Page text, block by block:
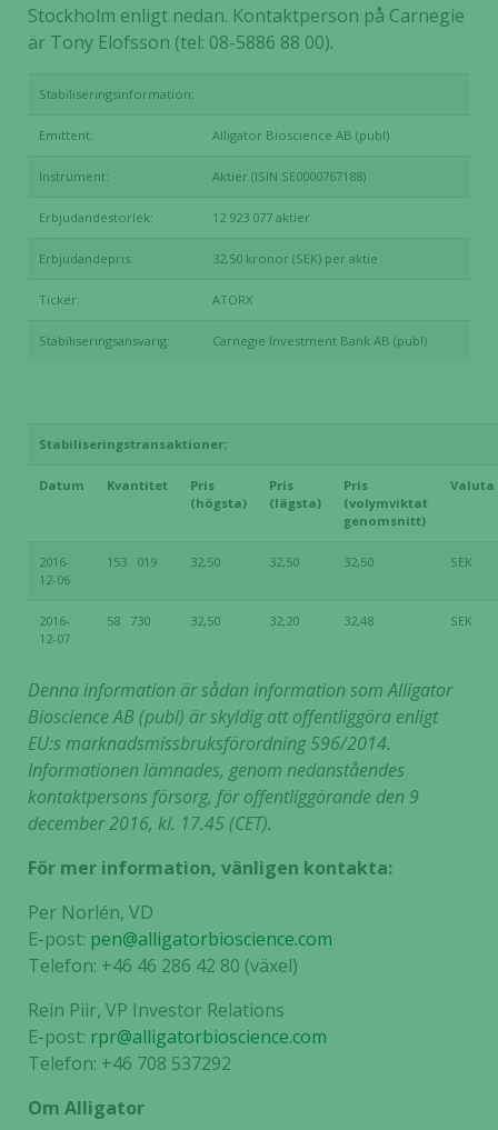
Stockholm enligt nedan. Kontaktperson på Carnegie
är Tony Elofsson (tel: 08-5886 88 00).
Stabiliseringsinformation:
Emittent: Alligator Bioscience AB (publ)
Instrument: Aktier (ISIN SE0000767188)
Erbjudandestorlek: 12 923 077 aktier
Erbjudandepris: 32,50 kronor (SEK) per aktie
Ticker: ATORX
Stabiliseringsansvarig: Carnegie Investment Bank AB (publ)
Stabiliseringstransaktioner:
Datum Kvantitet
Pris
(högsta)
Pris
(lägsta)
Pris
(volymviktat
genomsnitt)
Valuta
2016-
12-06
153 019 32,50 32,50 32,50 SEK
2016-
12-07
58 730 32,50 32,20 32,48 SEK
Denna information är sådan information som Alligator
Bioscience AB (publ) är skyldig att offentliggöra enligt
EU:s marknadsmissbruksförordning 596/2014.
Informationen lämnades, genom nedanståendes
kontaktpersons försorg, för offentliggörande den 9
december 2016, kl. 17.45 (CET).
För mer information, vänligen kontakta:
Per Norlén, VD
E-post: pen@alligatorbioscience.com
Telefon: +46 46 286 42 80 (växel)
Rein Piir, VP Investor Relations
E-post: rpr@alligatorbioscience.com
Telefon: +46 708 537292
Om Alligator